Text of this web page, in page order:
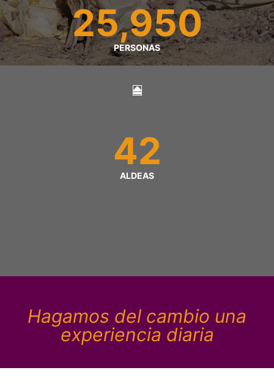
25,950
PERSONAS
42
ALDEAS
Hagamos del cambio una
experiencia diaria